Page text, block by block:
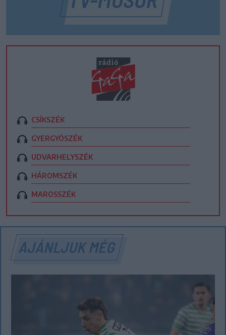
CSÍKSZÉK
GYERGYÓSZÉK
UDVARHELYSZÉK
HÁROMSZÉK
MAROSSZÉK
AJÁNLJUK MÉG